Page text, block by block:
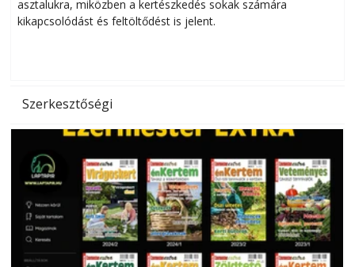
asztalukra, miközben a kertészkedés sokak számára
kikapcsolódást és feltöltődést is jelent.
Szerkesztőségi